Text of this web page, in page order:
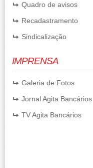
Quadro de avisos
Recadastramento
Sindicalização
IMPRENSA
Galeria de Fotos
Jornal Agita Bancários
TV Agita Bancários